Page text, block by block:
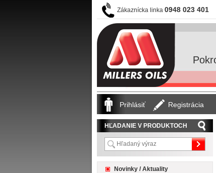
Zákaznícka linka 0948 023 401
HĽADANIE V PRODUKTOCH
Novinky / Aktuality
Prihlásiť Registrácia